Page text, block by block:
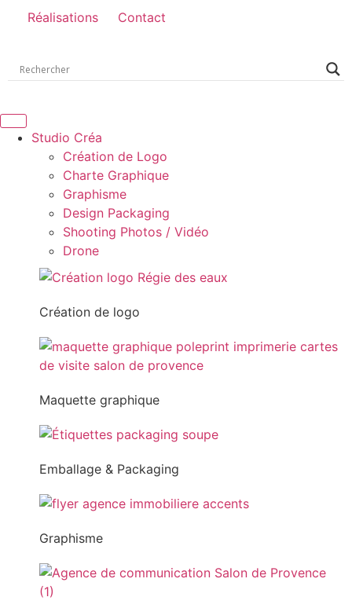
Réalisations Contact
Studio Créa
Création de Logo
Charte Graphique
Graphisme
Design Packaging
Shooting Photos / Vidéo
Drone
Création de logo
Maquette graphique
Emballage & Packaging
Graphisme